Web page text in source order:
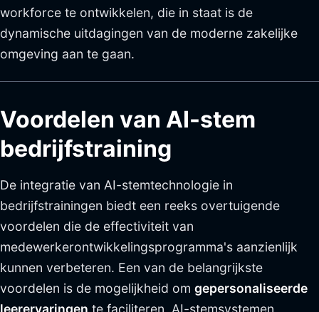
workforce te ontwikkelen, die in staat is de
dynamische uitdagingen van de moderne zakelijke
omgeving aan te gaan.
Voordelen van AI-stem
bedrijfstraining
De integratie van AI-stemtechnologie in
bedrijfstrainingen biedt een reeks overtuigende
voordelen die de effectiviteit van
medewerkerontwikkelingsprogramma's aanzienlijk
kunnen verbeteren. Een van de belangrijkste
voordelen is de mogelijkheid om gepersonaliseerde
leerervaringen te faciliteren. AI-stemsystemen